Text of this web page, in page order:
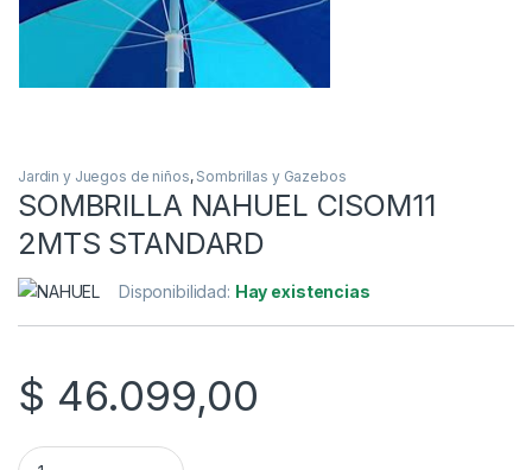
Jardin y Juegos de niños, Sombrillas y Gazebos
SOMBRILLA NAHUEL CISOM11
2MTS STANDARD
Disponibilidad: Hay existencias
$ 46.099,00
SOMBRILLA NAHUEL CISOM11 2MTS STANDARD quantity